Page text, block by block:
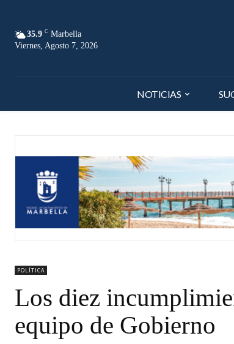
35.9 C Marbella
Viernes, Agosto 7, 2026
NOTICIAS
POLÍTICA
Los diez
equipo de Gobierno